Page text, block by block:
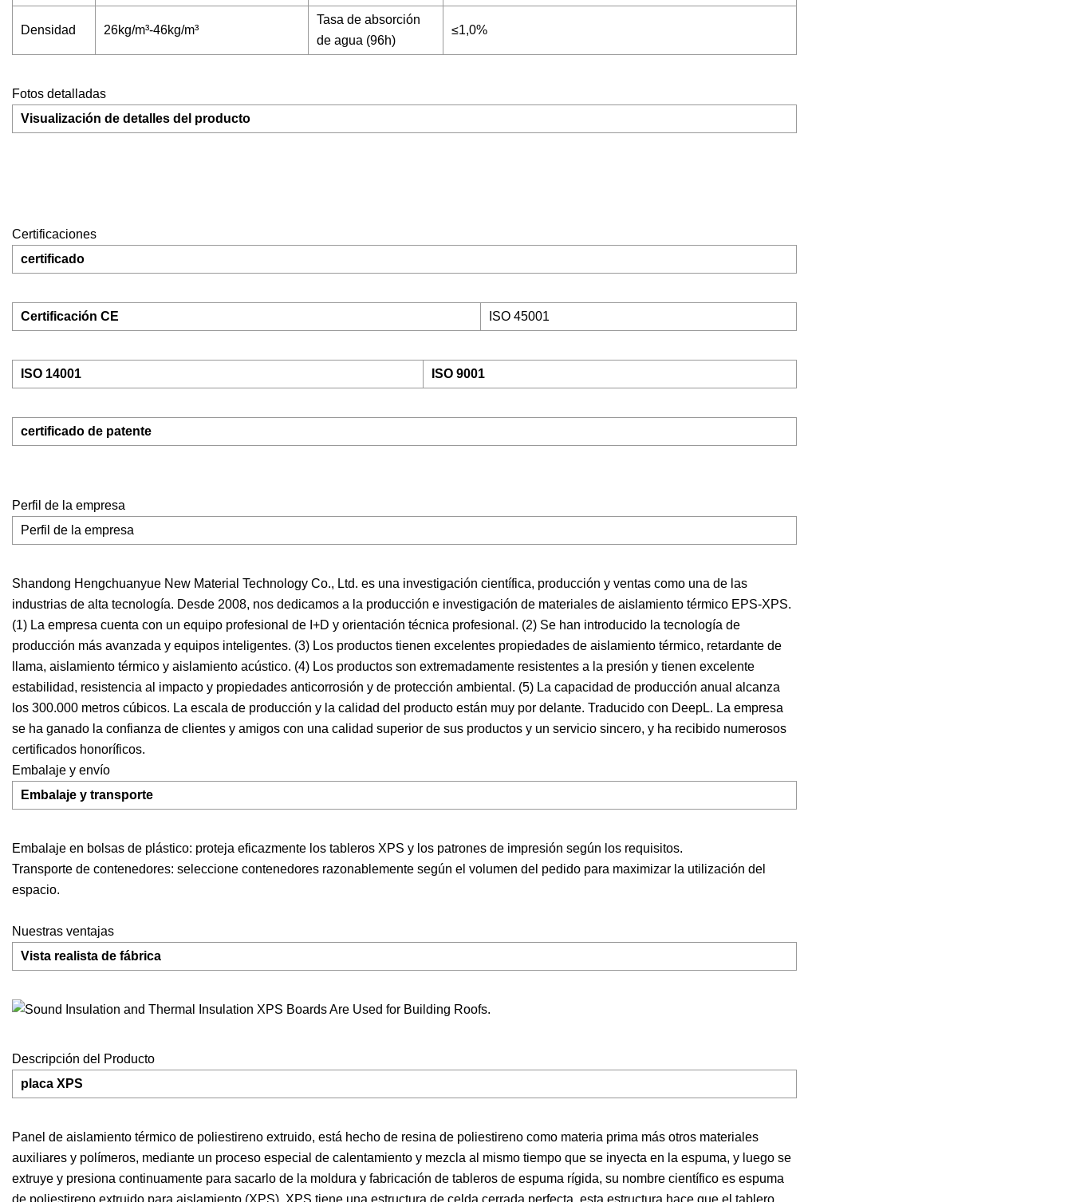
Densidad 26kg/m³-46kg/m³
Tasa de absorción
de agua (96h)
≤1,0%
Fotos detalladas
Visualización de detalles del producto
Certificaciones
certificado
Certificación CE ISO 45001
ISO 14001 ISO 9001
certificado de patente
Perfil de la empresa
Perfil de la empresa
Shandong Hengchuanyue New Material Technology Co., Ltd. es una investigación científica, producción y ventas como una de las
industrias de alta tecnología. Desde 2008, nos dedicamos a la producción e investigación de materiales de aislamiento térmico EPS-XPS.
(1) La empresa cuenta con un equipo profesional de I+D y orientación técnica profesional. (2) Se han introducido la tecnología de
producción más avanzada y equipos inteligentes. (3) Los productos tienen excelentes propiedades de aislamiento térmico, retardante de
llama, aislamiento térmico y aislamiento acústico. (4) Los productos son extremadamente resistentes a la presión y tienen excelente
estabilidad, resistencia al impacto y propiedades anticorrosión y de protección ambiental. (5) La capacidad de producción anual alcanza
los 300.000 metros cúbicos. La escala de producción y la calidad del producto están muy por delante. Traducido con DeepL. La empresa
se ha ganado la confianza de clientes y amigos con una calidad superior de sus productos y un servicio sincero, y ha recibido numerosos
certificados honoríficos.
Embalaje y envío
Embalaje y transporte
Embalaje en bolsas de plástico: proteja eficazmente los tableros XPS y los patrones de impresión según los requisitos.
Transporte de contenedores: seleccione contenedores razonablemente según el volumen del pedido para maximizar la utilización del
espacio.
Nuestras ventajas
Vista realista de fábrica
Descripción del Producto
placa XPS
Panel de aislamiento térmico de poliestireno extruido, está hecho de resina de poliestireno como materia prima más otros materiales
auxiliares y polímeros, mediante un proceso especial de calentamiento y mezcla al mismo tiempo que se inyecta en la espuma, y ​​luego se
extruye y presiona continuamente para sacarlo de la moldura y fabricación de tableros de espuma rígida, su nombre científico es espuma